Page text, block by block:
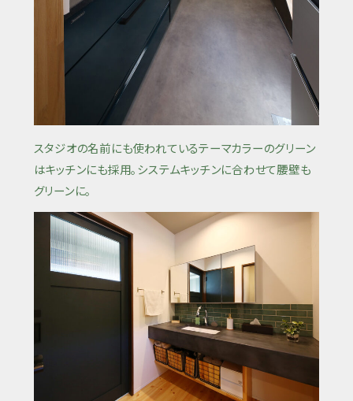
スタジオの名前にも使われているテーマカラーのグリーン
はキッチンにも採用。システムキッチンに合わせて腰壁も
グリーンに。